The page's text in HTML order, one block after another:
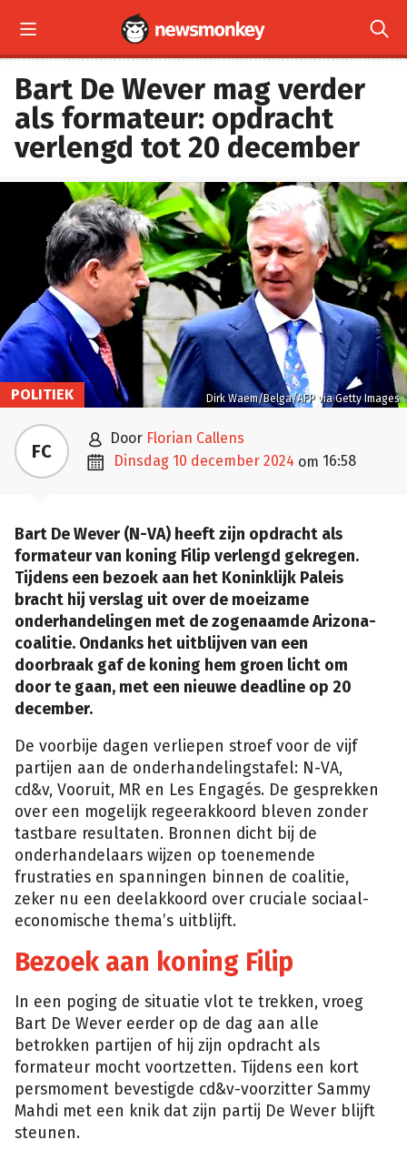
 
Bart De Wever mag verder
als formateur: opdracht
verlengd tot 20 december
Dirk Waem/Belga/AFP via Getty Images
POLITIEK
FC  door Florian Callens
 dinsdag 10 december 2024 om 16:58
Bart De Wever (N-VA) heeft zijn opdracht als
formateur van koning Filip verlengd gekregen.
Tijdens een bezoek aan het Koninklijk Paleis
bracht hij verslag uit over de moeizame
onderhandelingen met de zogenaamde Arizona-
coalitie. Ondanks het uitblijven van een
doorbraak gaf de koning hem groen licht om
door te gaan, met een nieuwe deadline op 20
december.
De voorbije dagen verliepen stroef voor de vijf
partijen aan de onderhandelingstafel: N-VA,
cd&v, Vooruit, MR en Les Engagés. De gesprekken
over een mogelijk regeerakkoord bleven zonder
tastbare resultaten. Bronnen dicht bij de
onderhandelaars wijzen op toenemende
frustraties en spanningen binnen de coalitie,
zeker nu een deelakkoord over cruciale sociaal-
economische thema’s uitblijft.
Bezoek aan koning Filip
In een poging de situatie vlot te trekken, vroeg
Bart De Wever eerder op de dag aan alle
betrokken partijen of hij zijn opdracht als
formateur mocht voortzetten. Tijdens een kort
persmoment bevestigde cd&v-voorzitter Sammy
Mahdi met een knik dat zijn partij De Wever blijft
steunen.